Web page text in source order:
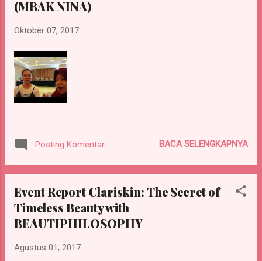
(MBAK NINA)
Oktober 07, 2017
Posting Komentar BACA SELENGKAPNYA
Event Report Clariskin: The Secret of
Timeless Beauty with
BEAUTIPHILOSOPHY
Agustus 01, 2017